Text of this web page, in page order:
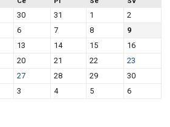
30 31 1
2
6 7 8
9
13 14 15
16
20 21 22
23
27 28 29
30
3 4 5 6